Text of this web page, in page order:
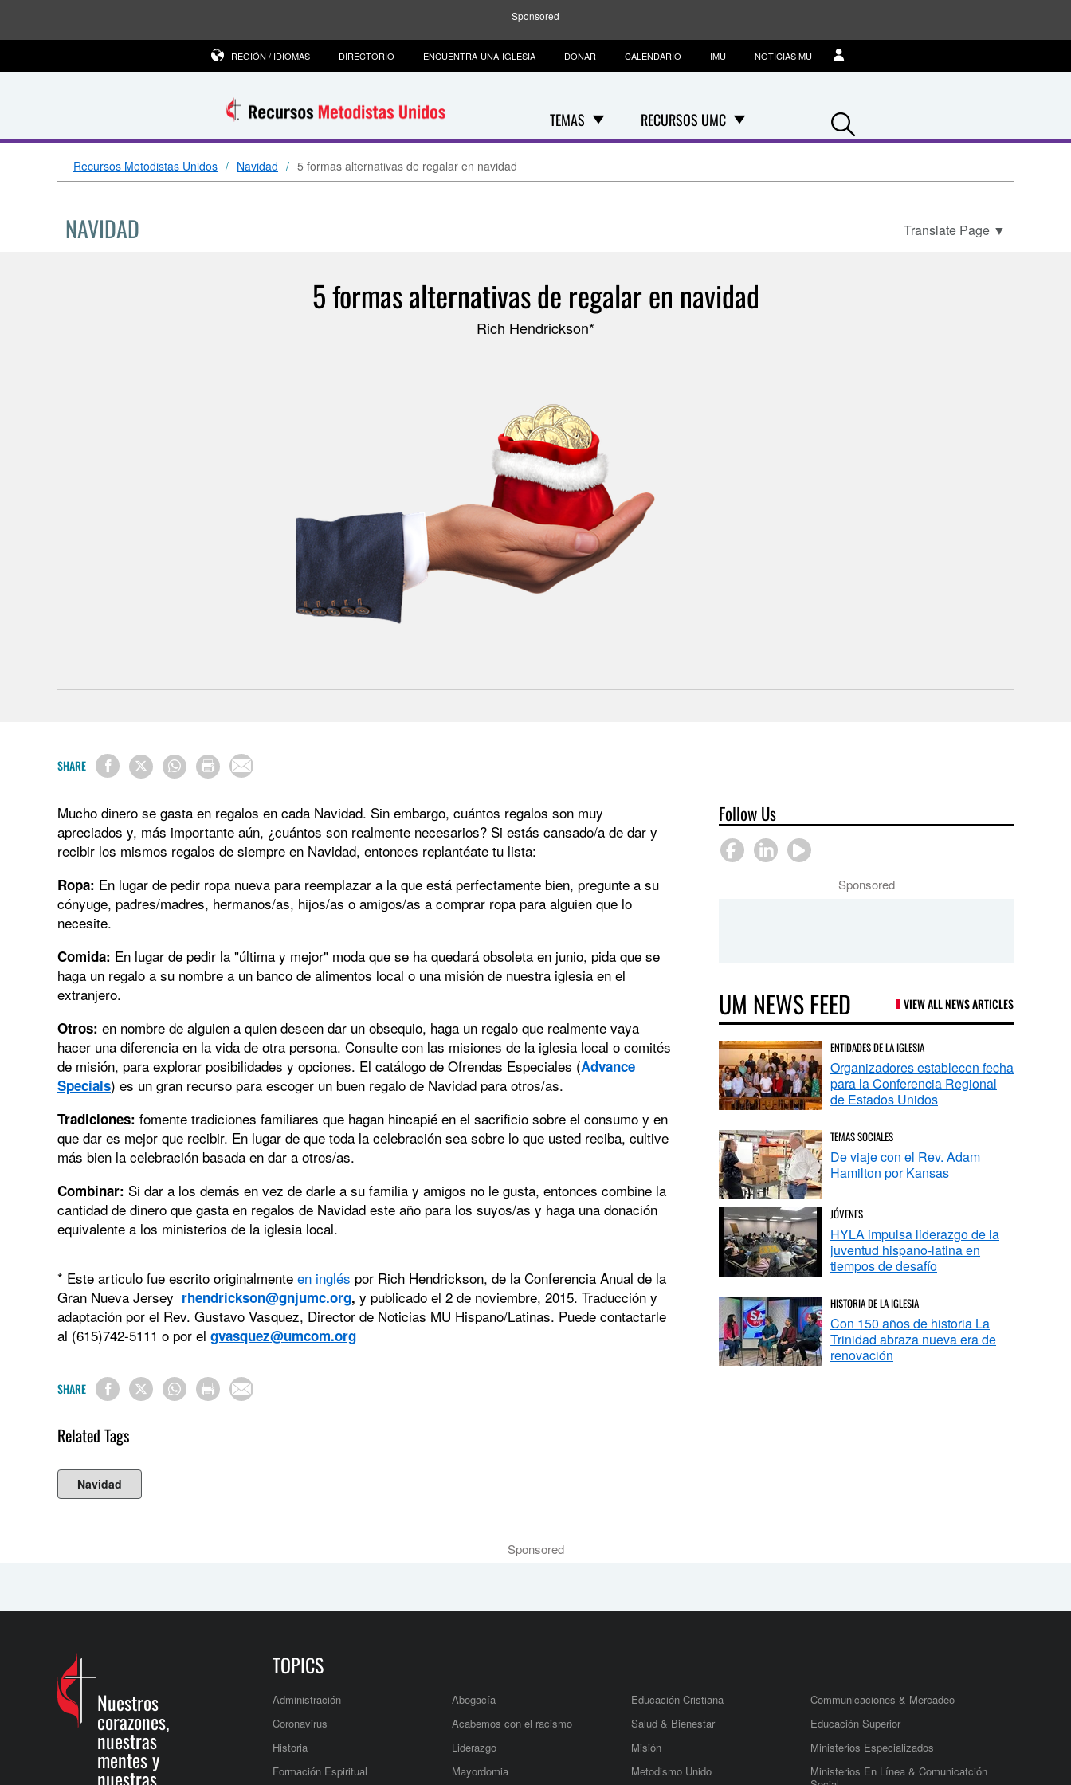
Sponsored
TEMAS RECURSOS UMC
REGIÓN / IDIOMAS DIRECTORIO ENCUENTRA-UNA-IGLESIA DONAR CALENDARIO IMU NOTICIAS MU
Search
Recursos Metodistas Unidos Navidad 5 formas alternativas de regalar en navidad
NAVIDAD Translate Page ▼
5 formas alternativas de regalar en navidad
Rich Hendrickson*
SHARE
Mucho dinero se gasta en regalos en cada Navidad. Sin embargo, cuántos regalos son muy
apreciados y, más importante aún, ¿cuántos son realmente necesarios? Si estás cansado/a de dar y
recibir los mismos regalos de siempre en Navidad, entonces replantéate tu lista:
Ropa: En lugar de pedir ropa nueva para reemplazar a la que está perfectamente bien, pregunte a su
cónyuge, padres/madres, hermanos/as, hijos/as o amigos/as a comprar ropa para alguien que lo
necesite.
Comida: En lugar de pedir la "última y mejor" moda que se ha quedará obsoleta en junio, pida que se
haga un regalo a su nombre a un banco de alimentos local o una misión de nuestra iglesia en el
extranjero.
Otros: en nombre de alguien a quien deseen dar un obsequio, haga un regalo que realmente vaya
hacer una diferencia en la vida de otra persona. Consulte con las misiones de la iglesia local o comités
de misión, para explorar posibilidades y opciones. El catálogo de Ofrendas Especiales (Advance
Specials) es un gran recurso para escoger un buen regalo de Navidad para otros/as.
Tradiciones: fomente tradiciones familiares que hagan hincapié en el sacrificio sobre el consumo y en
que dar es mejor que recibir. En lugar de que toda la celebración sea sobre lo que usted reciba, cultive
más bien la celebración basada en dar a otros/as.
Combinar: Si dar a los demás en vez de darle a su familia y amigos no le gusta, entonces combine la
cantidad de dinero que gasta en regalos de Navidad este año para los suyos/as y haga una donación
equivalente a los ministerios de la iglesia local.
* Este articulo fue escrito originalmente en inglés por Rich Hendrickson, de la Conferencia Anual de la
Gran Nueva Jersey rhendrickson@gnjumc.org, y publicado el 2 de noviembre, 2015. Traducción y
adaptación por el Rev. Gustavo Vasquez, Director de Noticias MU Hispano/Latinas. Puede contactarle
al (615)742-5111 o por el gvasquez@umcom.org
SHARE
Related Tags
Navidad
Follow Us
Sponsored
UM NEWS FEED VIEW ALL NEWS ARTICLES
ENTIDADES DE LA IGLESIA
Organizadores establecen fecha
para la Conferencia Regional
de Estados Unidos
TEMAS SOCIALES
De viaje con el Rev. Adam
Hamilton por Kansas
JÓVENES
HYLA impulsa liderazgo de la
juventud hispano-latina en
tiempos de desafío
HISTORIA DE LA IGLESIA
Con 150 años de historia La
Trinidad abraza nueva era de
renovación
Sponsored
Nuestros
corazones,
nuestras
mentes y
nuestras
TOPICS
Administración Abogacía Educación Cristiana
Communicaciones & Mercadeo
Coronavirus
Acabemos con el racismo Salud & Bienestar
Educación Superior
Historia
Liderazgo Misión
Ministerios Especializados
Formación Espiritual
Mayordomia Metodismo Unido
Ministerios En Línea & Comunicatción